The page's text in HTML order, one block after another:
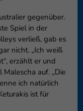
gegenüber.
Spiel in der
verließ, gab es
nicht. „Ich weiß
erzählt er und
auf. „Die
ich natürlich
ist für